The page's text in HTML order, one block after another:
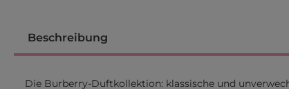
Beschreibung
Die Burberry-Duftkollektion: klassische und